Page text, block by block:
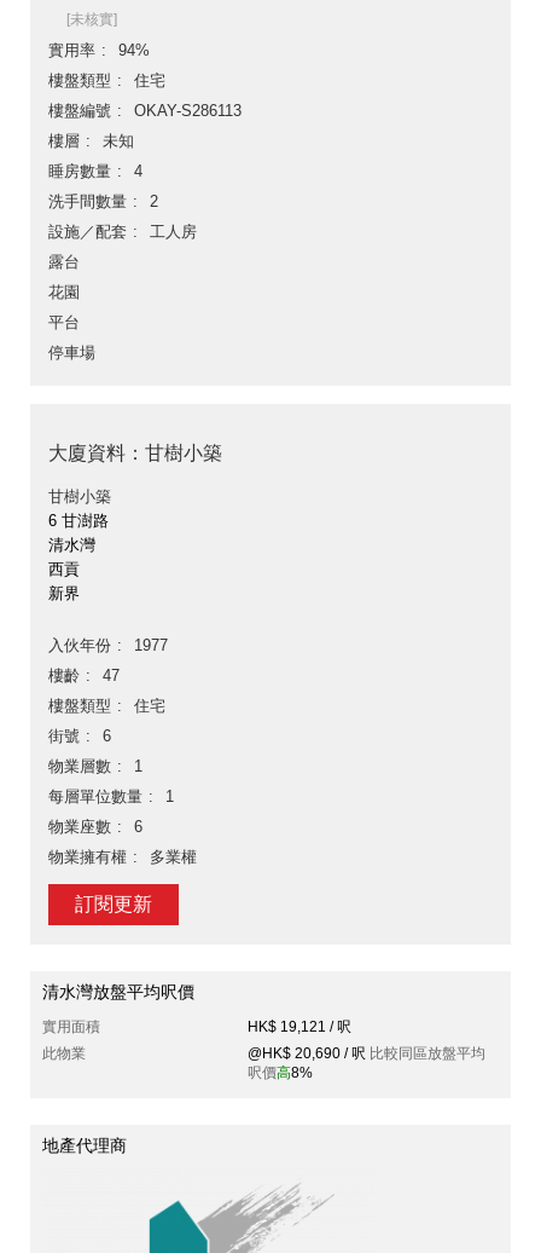
[未核實]
實用率
94%
樓盤類型
住宅
樓盤編號
OKAY-S286113
樓層
未知
睡房數量
4
洗手間數量
2
設施／配套
工人房
露台
花園
平台
停車場
大廈資料：甘樹小築
甘樹小築
6 甘澍路
清水灣
西貢
新界
入伙年份
1977
樓齡
47
樓盤類型
住宅
街號
6
物業層數
1
每層單位數量
1
物業座數
6
物業擁有權
多業權
訂閱更新
清水灣放盤平均呎價
實用面積
HK$ 19,121 / 呎
此物業
@HK$ 20,690 / 呎 比較同區放盤平均
呎價高8%
地產代理商